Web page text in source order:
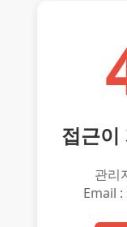
접근이
관리
Email